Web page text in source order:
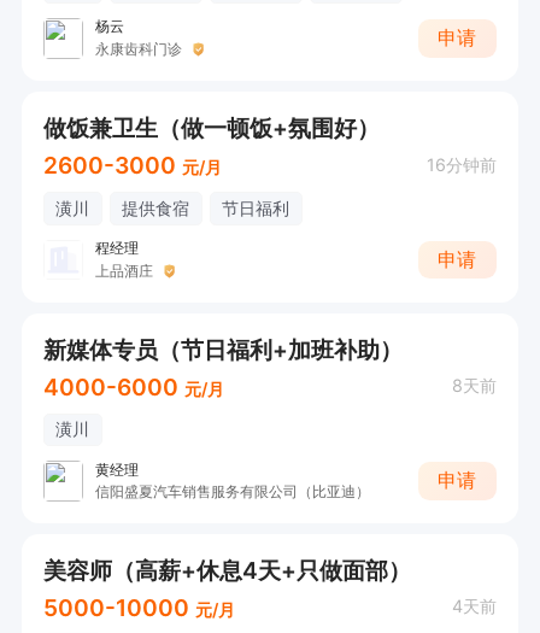
杨云
永康齿科门诊
申请
做饭兼卫生（做一顿饭+氛围好）
2600-3000 元/月 16分钟前
潢川 提供食宿 节日福利
程经理
上品酒庄
申请
新媒体专员（节日福利+加班补助）
4000-6000 元/月 8天前
潢川
黄经理
信阳盛夏汽车销售服务有限公司（比亚迪）
申请
美容师（高薪+休息4天+只做面部）
5000-10000 元/月 4天前